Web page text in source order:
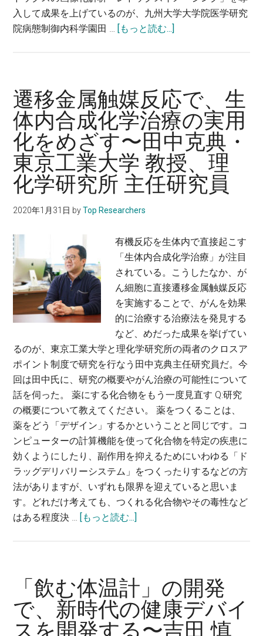
池
伸
農
工
大
学
大
学
院
農
学
究
院
准
教
授
入して成果を上げているのが、九州大学大学院医学研究
院病態制御内科学園田 …
[もっと読む...]
ク
ス
反
応
疾
患
の
性
を
探
求
す
る〜
園
田
紀
之・
九
州
大
学
病
院
内
分
尿
病
内
科
遷移金属触媒反応で、生
体内合成化学治療の実用
化をめざす〜田中克典・
東京工業大学 教授、理
化学研究所 主任研究員
2020年1月31日 byTop Researchers
有機反応を生体内で直接起こす
「生体内合成化学治療」が注目
されている。こうしたなか、が
ん細胞に直接遷移金属触媒反応
を実施することで、がんを効果
的に治療する治療法を発見する
など、めだった成果を挙げてい
るのが、東京工業大学と理化学研究所の両者のクロスア
ポイント制度で研究を行なう田中克典主任研究員だ。今
回は田中氏に、研究の概要やがん治療の可能性について
話を伺った。 薬にする化合物をもう一度見直す Q:研究
の概要について教えてください。 薬をつくることは、
薬をどう「デザイン」するかということと同じです。コ
ンピューターの計算機能を使って化合物を特定の疾患に
効くようにしたり、副作用を抑えるためにいわゆる「ド
ラッグデリバリーシステム」をつくったりするなどの方
法がありますが、いずれも限界を迎えていると思いま
す。どれだけ考えても、つくれる化合物やその毒性など
はある程度決 …
[もっと読む...]
媒
「飲む体温計」の開発
で、新時代の健康デバイ
スを開発する〜吉田 慎